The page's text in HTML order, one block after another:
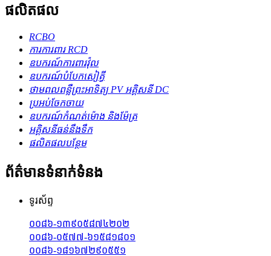
ផលិតផល
RCBO
ការការពារ RCD
ឧបករណ៍ការពារវ៉ុល
ឧបករណ៍​បំបែក​សៀគ្វី
ថាមពលពន្លឺព្រះអាទិត្យ PV អគ្គិសនី DC
ប្រអប់ចែកចាយ
ឧបករណ៍កំណត់ម៉ោង និងម៉ែត្រ
អគ្គិសនីធន់នឹងទឹក
ផលិតផលបន្ថែម
ព័ត៌មានទំនាក់ទំនង
ទូរស័ព្ទ
០០៨៦-១៣៩០៥៨៧៤២០២
០០៨៦-០៥៧៧-៦១៥៨១៨០១
០០៨៦-១៨១៦៧២៩០៥៥១